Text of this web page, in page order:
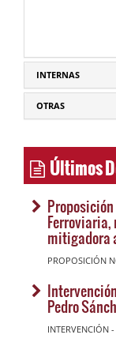
INTERNAS
OTRAS
Últimos
Ferroviaria,
mitigadora
PROPOSICIÓN
Pedro
INTERVENCIÓN